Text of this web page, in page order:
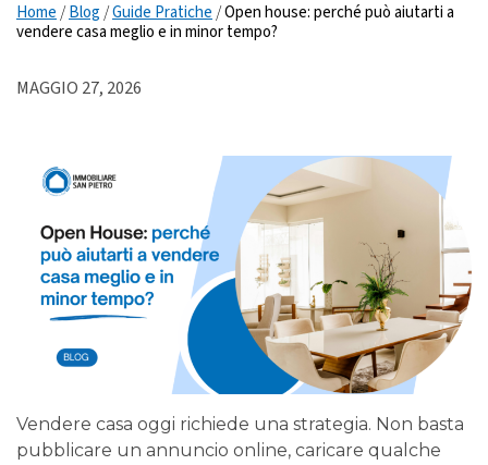
Home/Blog/Guide Pratiche/Open house: perché può aiutarti a
vendere casa meglio e in minor tempo?
MAGGIO 27, 2026
Vendere casa oggi richiede una strategia. Non basta
pubblicare un annuncio online, caricare qualche